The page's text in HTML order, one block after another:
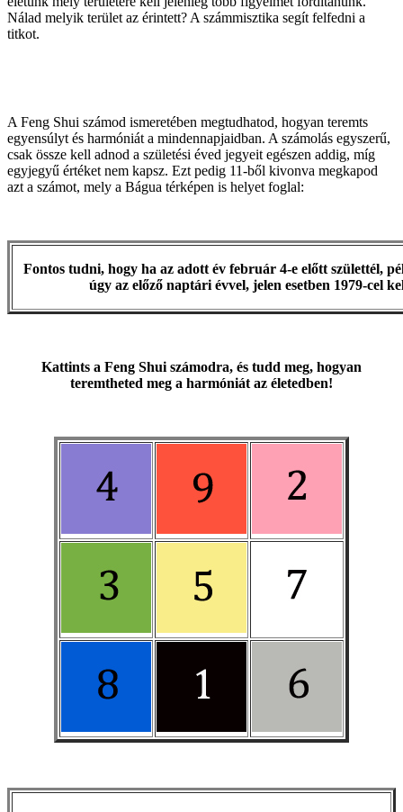
Nálad melyik terület az érintett? A számmisztika segít felfedni a
titkot.
A Feng Shui számod ismeretében megtudhatod, hogyan teremts
egyensúlyt és harmóniát a mindennapjaidban. A számolás egyszerű,
csak össze kell adnod a születési éved jegyeit egészen addig, míg
egyjegyű értéket nem kapsz. Ezt pedig 11-ből kivonva megkapod
azt a számot, mely a Bágua térképen is helyet foglal:
Fontos tudni, hogy ha az adott év február 4-e előtt születtél,
úgy az előző naptári évvel, jelen esetben 1979-cel
Kattints a Feng Shui számodra, és tudd meg, hogyan
teremtheted meg a harmóniát az életedben!